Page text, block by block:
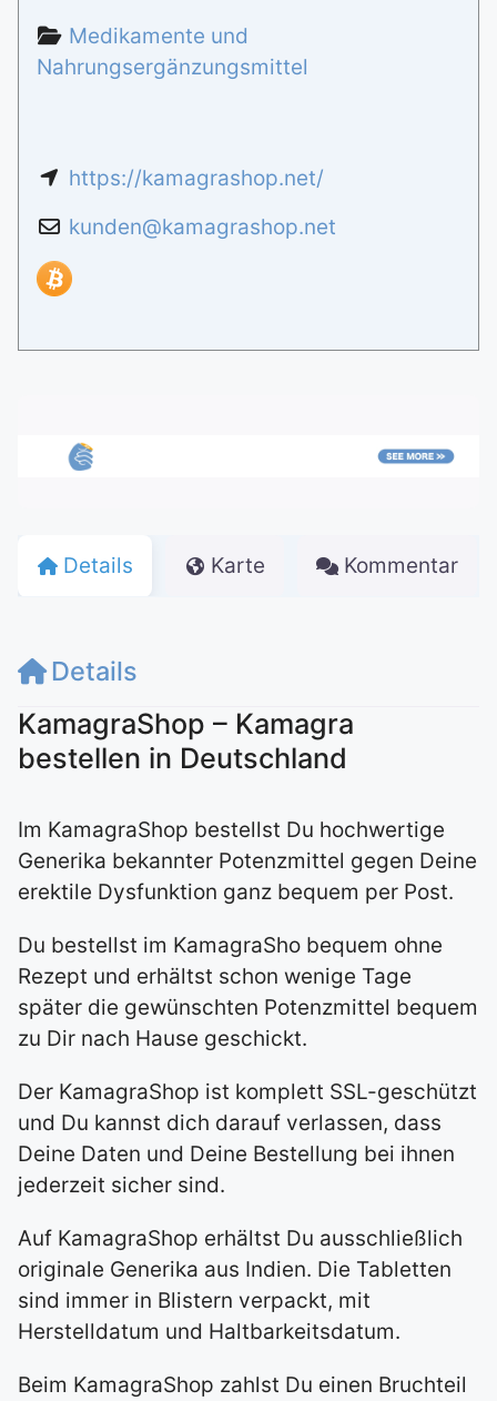
Medikamente und
Nahrungsergänzungsmittel
https://kamagrashop.net/
kunden@kamagrashop.net
Details Karte Kommentar
Details
KamagraShop – Kamagra
bestellen in Deutschland
Im KamagraShop bestellst Du hochwertige
Generika bekannter Potenzmittel gegen Deine
erektile Dysfunktion ganz bequem per Post.
Du bestellst im KamagraSho bequem ohne
Rezept und erhältst schon wenige Tage
später die gewünschten Potenzmittel bequem
zu Dir nach Hause geschickt.
Der KamagraShop ist komplett SSL-geschützt
und Du kannst dich darauf verlassen, dass
Deine Daten und Deine Bestellung bei ihnen
jederzeit sicher sind.
Auf KamagraShop erhältst Du ausschließlich
originale Generika aus Indien. Die Tabletten
sind immer in Blistern verpackt, mit
Herstelldatum und Haltbarkeitsdatum.
Beim KamagraShop zahlst Du einen Bruchteil